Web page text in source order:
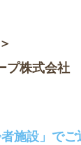
プ株式会社
施設」で